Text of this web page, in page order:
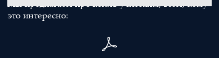
Мы предлагаем прочитать учителям, всем, кому
это интересно: